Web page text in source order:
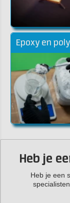
Heb je
Heb je een